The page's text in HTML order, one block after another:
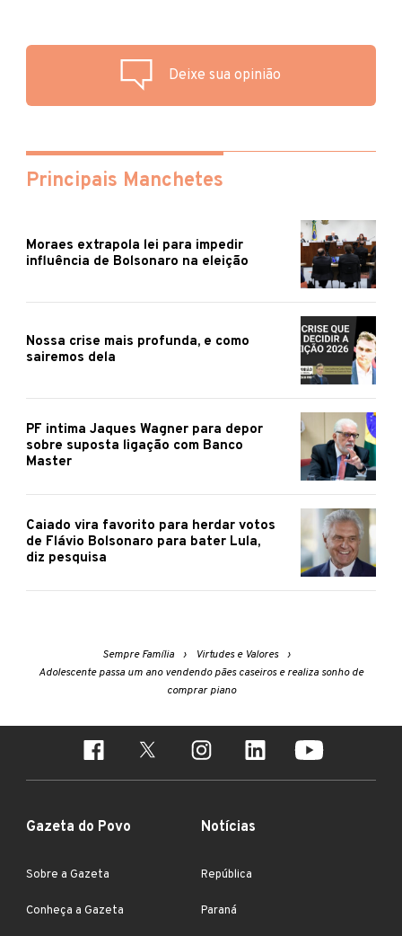
Deixe sua opinião
Principais Manchetes
Moraes extrapola lei para impedir
influência de Bolsonaro na eleição
Nossa crise mais profunda, e como
sairemos dela
PF intima Jaques Wagner para depor
sobre suposta ligação com Banco
Master
Caiado vira favorito para herdar votos
de Flávio Bolsonaro para bater Lula,
diz pesquisa
Sempre Família
Virtudes e Valores
Adolescente passa um ano vendendo pães caseiros e realiza sonho de
comprar piano
Gazeta do Povo
Sobre a Gazeta
Conheça a Gazeta
Notícias
República
Paraná